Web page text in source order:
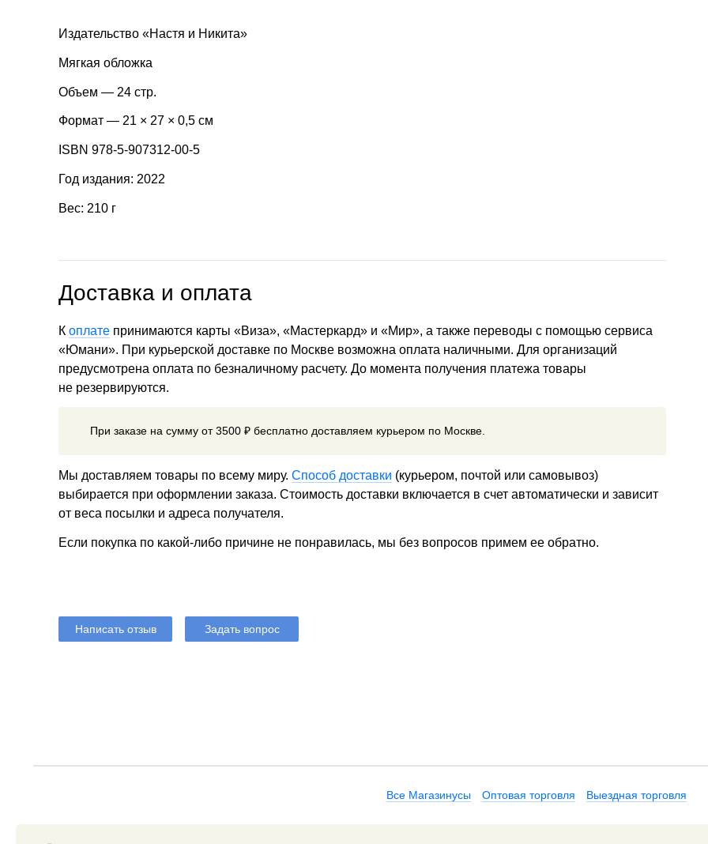
Издательство «Настя и Никита»
Мягкая обложка
Объем — 24 стр.
Формат — 21 × 27 × 0,5 см
ISBN 978-5-907312-00-5
Год издания: 2022
Вес: 210 г
Доставка и оплата
К оплате принимаются карты «Виза», «Мастеркард» и «Мир», а также переводы с помощью сервиса
«Юмани». При курьерской доставке по Москве возможна оплата наличными. Для организаций
предусмотрена оплата по безналичному расчету. До момента получения платежа товары
не резервируются.
При заказе на сумму от 3500 ₽ бесплатно доставляем курьером по Москве.
Мы доставляем товары по всему миру. Способ доставки (курьером, почтой или самовывоз)
выбирается при оформлении заказа. Стоимость доставки включается в счет автоматически и зависит
от веса посылки и адреса получателя.
Если покупка по какой-либо причине не понравилась, мы без вопросов примем ее обратно.
Написать отзыв Задать вопрос
Все Магазинусы Оптовая торговля Выездная торговля